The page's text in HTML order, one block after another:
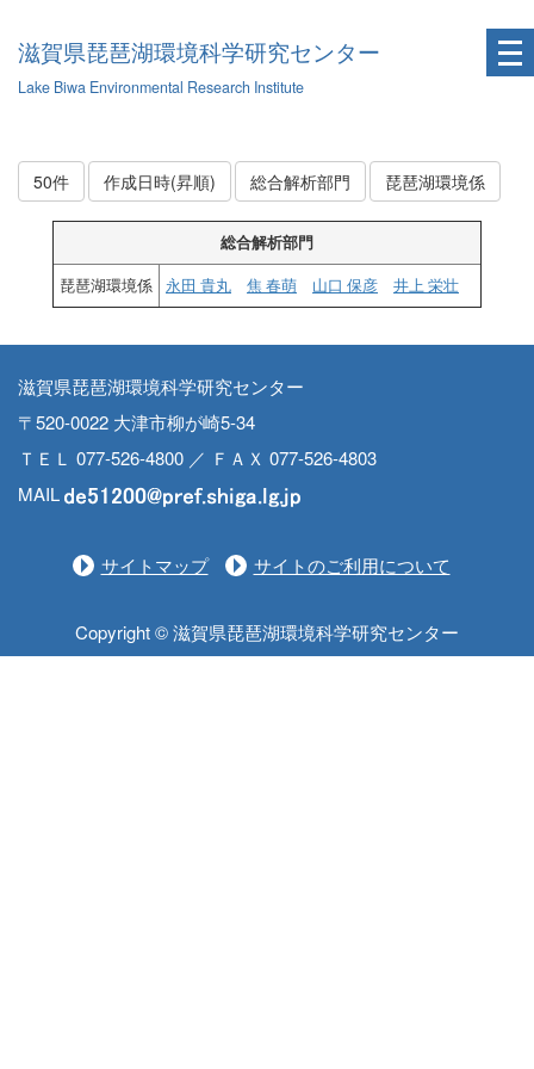
滋賀県琵琶湖環境科学研究センター
Lake Biwa Environmental Research Institute
50件 作成日時(昇順) 総合解析部門 琵琶湖環境係
総合解析部門
琵琶湖環境係
永田 貴丸 焦 春萌 山口 保彦 井上 栄壮
滋賀県琵琶湖環境科学研究センター
〒520-0022 大津市柳が崎5-34
ＴＥＬ 077-526-4800 ／ ＦＡＸ 077-526-4803
MAIL
サイトマップ サイトのご利用について
Copyright © 滋賀県琵琶湖環境科学研究センター